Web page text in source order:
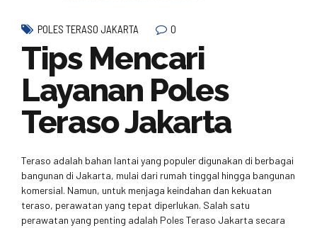
POLES TERASO JAKARTA 0
Tips Mencari
Layanan Poles
Teraso Jakarta
Teraso adalah bahan lantai yang populer digunakan di berbagai
bangunan di Jakarta, mulai dari rumah tinggal hingga bangunan
komersial. Namun, untuk menjaga keindahan dan kekuatan
teraso, perawatan yang tepat diperlukan. Salah satu
perawatan yang penting adalah Poles Teraso Jakarta secara